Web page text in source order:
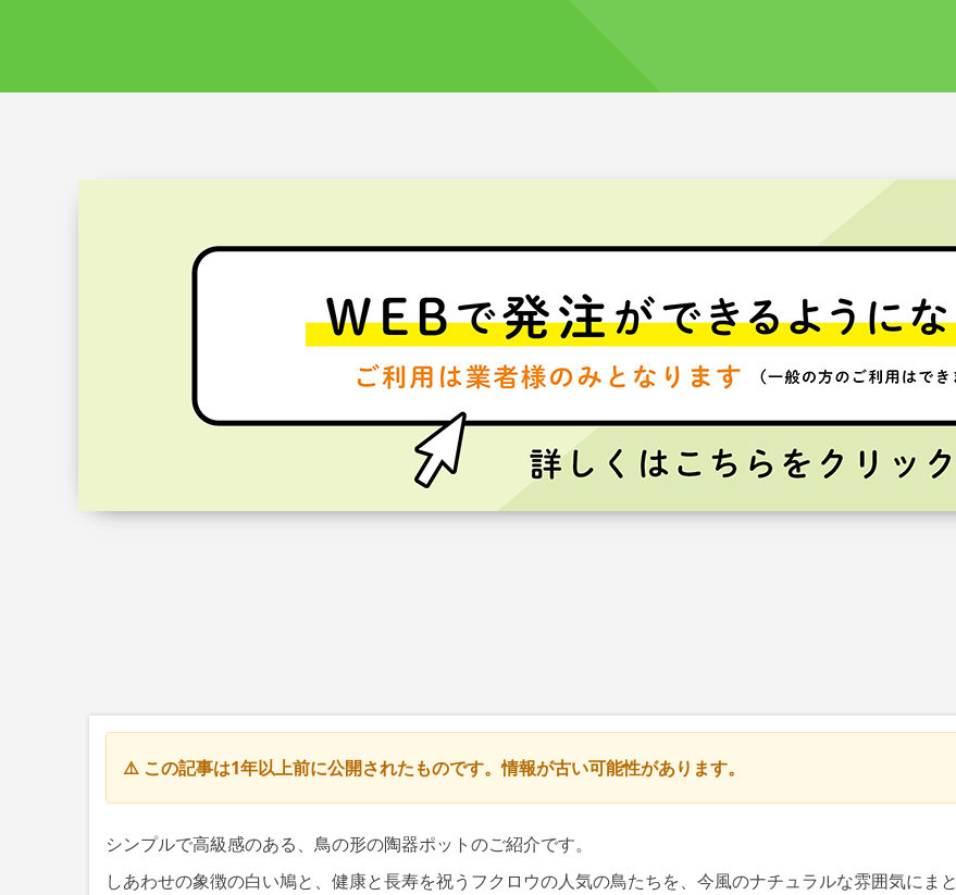
⚠️ この記事は1年以上前に公開されたものです。情報が古い可能性があります。
シンプルで高級感のある、鳥の形の陶器ポットのご紹介です。
しあわせの象徴の白い鳩と、健康と長寿を祝うフクロウの人気の鳥たちを、今風のナチュラルな雰囲気にまと